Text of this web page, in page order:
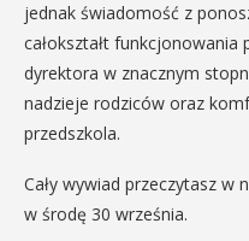
jednak świadomość z
całokształt
dyrektora w znacznym
nadzieje rodziców oraz
przedszkola.
Cały wywiad przeczytasz w
w środę 30 września.